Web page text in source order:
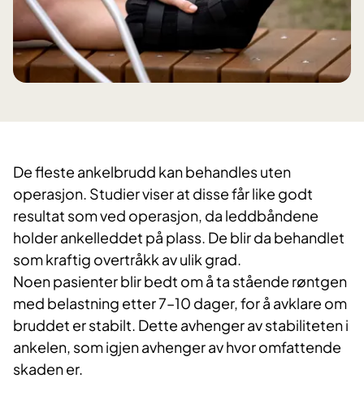
De fleste ankelbrudd kan behandles uten
operasjon. Studier viser at disse får like godt
resultat som ved operasjon, da leddbåndene
holder ankelleddet på plass. De blir da behandlet
som kraftig overtråkk av ulik grad.
Noen pasienter blir bedt om å ta stående røntgen
med belastning etter 7–10 dager, for å avklare om
bruddet er stabilt. Dette avhenger av stabiliteten i
ankelen, som igjen avhenger av hvor omfattende
skaden er.